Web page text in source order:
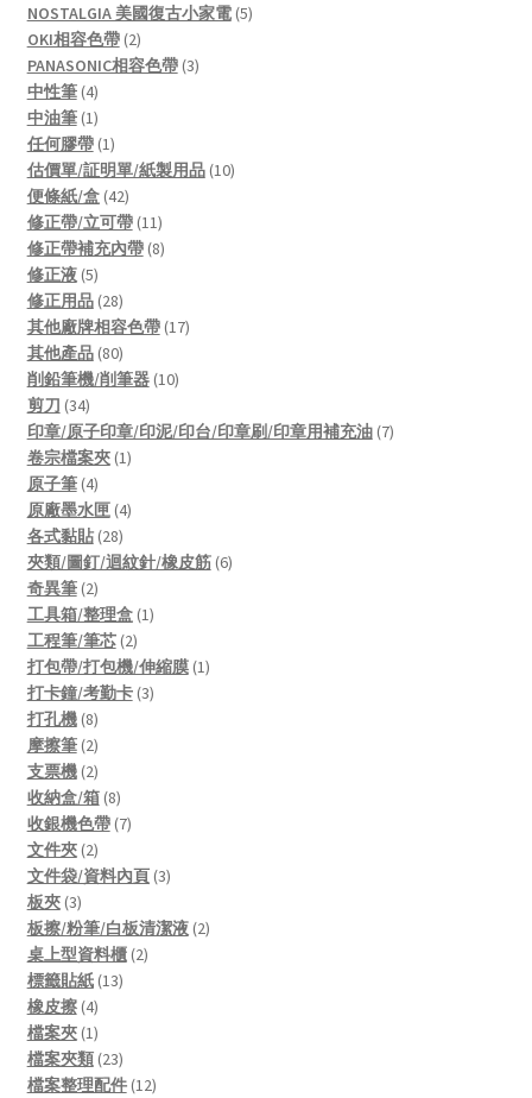
products
NOSTALGIA 美國復古小家電 55
OKI相容色帶 22
products
PANASONIC相容色帶 33
中性筆 44
products
中油筆 11
product
任何膠帶 11
product
估價單/証明單/紙製用品 1010
便條紙/盒 4242
products
修正帶/立可帶 1111
products
修正帶補充內帶 88
修正液 55
products
修正用品 2828
products
其他廠牌相容色帶 1717
其他產品 8080
products
削鉛筆機/削筆器 1010
剪刀 3434
products
印章/原子印章/印泥/印台/印章刷/印章用補充油 77
卷宗檔案夾 11
原子筆 44
products
原廠墨水匣 44
各式黏貼 2828
products
夾類/圖釘/迴紋針/橡皮筋 66
奇異筆 22
products
工具箱/整理盒 11
工程筆/筆芯 22
products
打包帶/打包機/伸縮膜 11
打卡鐘/考勤卡 33
打孔機 88
products
摩擦筆 22
products
支票機 22
products
收納盒/箱 88
products
收銀機色帶 77
文件夾 22
products
文件袋/資料內頁 33
板夾 33
products
板擦/粉筆/白板清潔液 22
桌上型資料櫃 22
標籤貼紙 1313
橡皮擦 44
products
檔案夾 11
product
檔案夾類 2323
products
檔案整理配件 1212